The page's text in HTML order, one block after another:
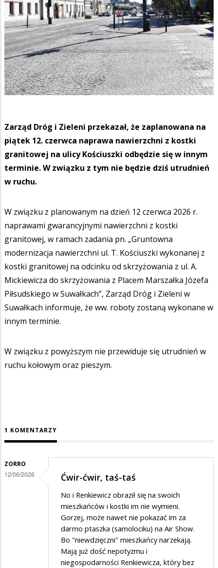
Zarząd Dróg i Zieleni przekazał, że zaplanowana na
piątek 12. czerwca naprawa nawierzchni z kostki
granitowej na ulicy Kościuszki odbędzie się w innym
terminie. W związku z tym nie będzie dziś utrudnień
w ruchu.
W związku z planowanym na dzień 12 czerwca 2026 r.
naprawami gwarancyjnymi nawierzchni z kostki
granitowej, w ramach zadania pn. „Gruntowna
modernizacja nawierzchni ul. T. Kościuszki wykonanej z
kostki granitowej na odcinku od skrzyżowania z ul. A.
Mickiewicza do skrzyżowania z Placem Marszałka Józefa
Piłsudskiego w Suwałkach”, Zarząd Dróg i Zieleni w
Suwałkach informuje, że ww. roboty zostaną wykonane w
innym terminie.
W związku z powyższym nie przewiduje się utrudnień w
ruchu kołowym oraz pieszym.
1 KOMENTARZY
ZORRO
12/06/2026 Ćwir-ćwir, taś-taś
No i Renkiewicz obraził się na swoich
mieszkańców i kostki im nie wymieni.
Gorzej, może nawet nie pokazać im za
darmo ptaszka (samolociku) na Air Show.
Bo "niewdzięczni" mieszkańcy narzekają.
Mają już dość nepotyzmu i
niegospodarności Renkiewicza, który bez